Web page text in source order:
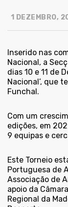
1 DEZEMBRO,
Inserido nas
Nacional, a
dias 10 e 11 de
Nacional’, que
Funchal.
Com um
edições, em
9 equipas e
Este Torneio
Portuguesa de
Associação de
apoio da
Regional da